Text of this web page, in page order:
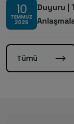
10
TEMMUZ
2026
Duyuru |
Tümü